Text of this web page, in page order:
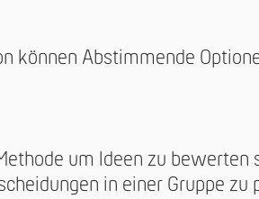
können Abstimmende
um Ideen zu bewerten
in einer Gruppe zu